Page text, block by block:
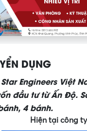
DỤNG
Star Engineers Việt
đầu tư từ Ấn Độ.
4 bánh.
Hiện tại công